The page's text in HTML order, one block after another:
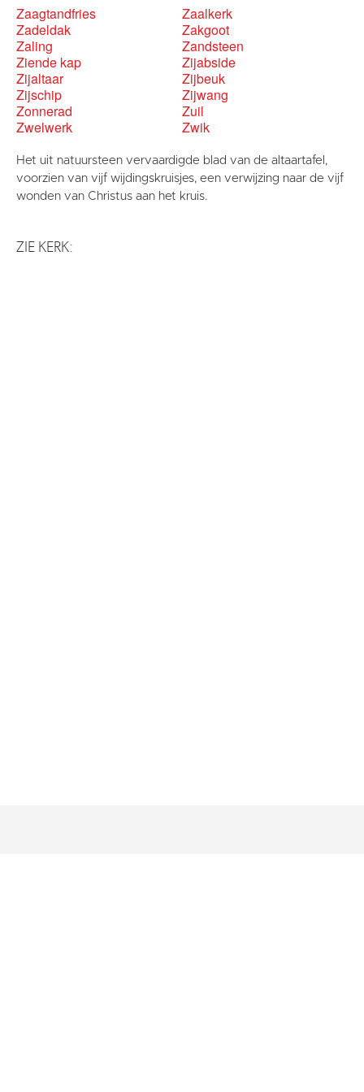
Zaagtandfries
Zaalkerk
Zadeldak
Zakgoot
Zaling
Zandsteen
Ziende kap
Zijabside
Zijaltaar
Zijbeuk
Zijschip
Zijwang
Zonnerad
Zuil
Zwelwerk
Zwik
Het uit natuursteen vervaardigde blad van de altaartafel,
voorzien van vijf wijdingskruisjes, een verwijzing naar de vijf
wonden van Christus aan het kruis.
ZIE KERK: